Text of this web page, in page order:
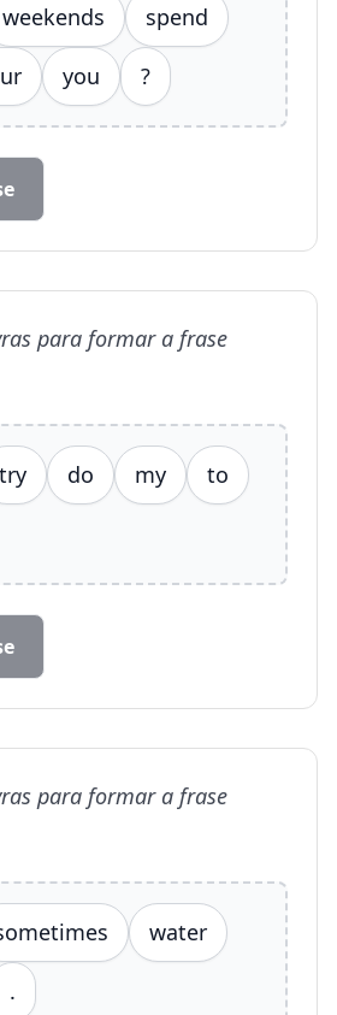
weekends spend
you ?
para formar a frase
try do my to
para formar a frase
water
.